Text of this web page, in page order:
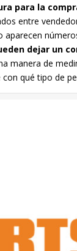
para la
entre
dejar un
manera de
qué tipo de